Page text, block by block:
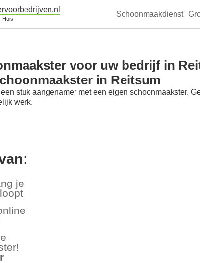
Huis
Schoonmaakdienst
voor uw bedrijf in
in Reitsum
stuk aangenamer met een eigen schoonmaakster.
werk.
je